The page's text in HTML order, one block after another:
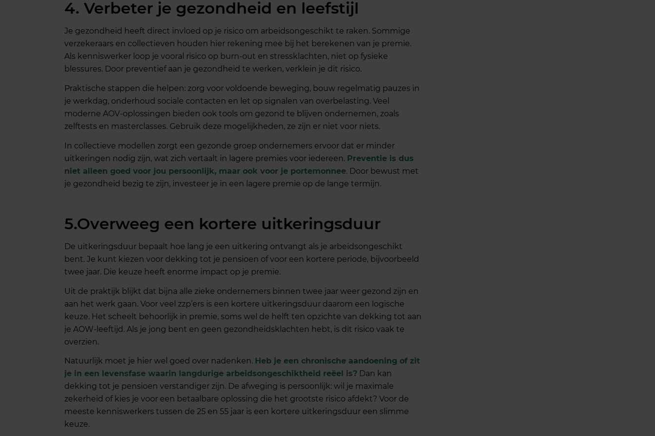
4. Verbeter je gezondheid en leefstijl
Je gezondheid heeft direct invloed op je risico om arbeidsongeschikt te raken. Sommige
verzekeraars en collectieven houden hier rekening mee bij het berekenen van je premie.
Als kenniswerker loop je vooral risico op burn-out en stressklachten, niet op fysieke
blessures. Door preventief aan je gezondheid te werken, verklein je dit risico.
Praktische stappen die helpen: zorg voor voldoende beweging, bouw regelmatig pauzes in
je werkdag, onderhoud sociale contacten en let op signalen van overbelasting. Veel
moderne AOV-oplossingen bieden ook tools om gezond te blijven ondernemen, zoals
zelftests en masterclasses. Gebruik deze mogelijkheden, ze zijn er niet voor niets.
In collectieve modellen zorgt een gezonde groep ondernemers ervoor dat er minder
uitkeringen nodig zijn, wat zich vertaalt in lagere premies voor iedereen. Preventie is dus
niet alleen goed voor jou persoonlijk, maar ook voor je portemonnee. Door bewust met
je gezondheid bezig te zijn, investeer je in een lagere premie op de lange termijn.
5.Overweeg een kortere uitkeringsduur
De uitkeringsduur bepaalt hoe lang je een uitkering ontvangt als je arbeidsongeschikt
bent. Je kunt kiezen voor dekking tot je pensioen of voor een kortere periode, bijvoorbeeld
twee jaar. Die keuze heeft enorme impact op je premie.
Uit de praktijk blijkt dat bijna alle zieke ondernemers binnen twee jaar weer gezond zijn en
aan het werk gaan. Voor veel zzp’ers is een kortere uitkeringsduur daarom een logische
keuze. Het scheelt behoorlijk in premie, soms wel de helft ten opzichte van dekking tot aan
je AOW-leeftijd. Als je jong bent en geen gezondheidsklachten hebt, is dit risico vaak te
overzien.
Natuurlijk moet je hier wel goed over nadenken. Heb je een chronische aandoening of zit
je in een levensfase waarin langdurige arbeidsongeschiktheid reëel is? Dan kan
dekking tot je pensioen verstandiger zijn. De afweging is persoonlijk: wil je maximale
zekerheid of kies je voor een betaalbare oplossing die het grootste risico afdekt? Voor de
meeste kenniswerkers tussen de 25 en 55 jaar is een kortere uitkeringsduur een slimme
keuze.